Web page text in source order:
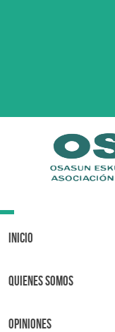
Toggle
Inicio
Quienes Somos
OPINIONES